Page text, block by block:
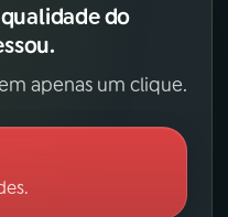
do
apenas um clique.